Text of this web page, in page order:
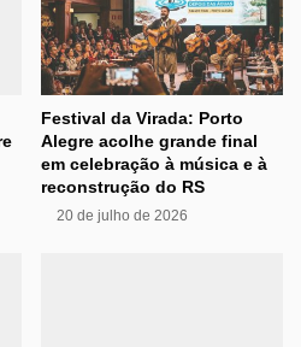
Festival da Virada: Porto
Alegre acolhe grande final
em celebração à música e à
reconstrução do RS
20 de julho de 2026